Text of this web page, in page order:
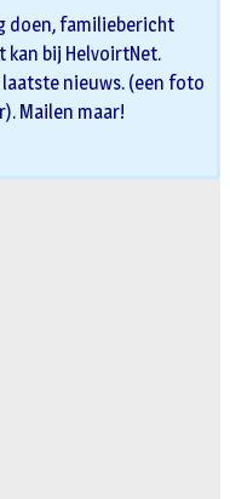
doen, familiebericht
bij HelvoirtNet.
nieuws. (een foto
Mailen maar!